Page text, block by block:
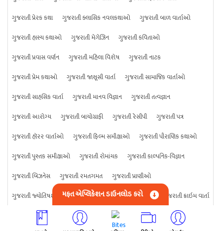
ગુજરાતી પ્રેરક કથા
ગુજરાતી ક્લાસિક નવલકથાઓ
ગુજરાતી બાળ વાર્તાઓ
ગુજરાતી હાસ્ય કથાઓ
ગુજરાતી મેગેઝિન
ગુજરાતી કવિતાઓ
ગુજરાતી પ્રવાસ વર્ણન
ગુજરાતી મહિલા વિશેષ
ગુજરાતી નાટક
ગુજરાતી પ્રેમ કથાઓ
ગુજરાતી જાસૂસી વાર્તા
ગુજરાતી સામાજિક વાર્તાઓ
ગુજરાતી સાહસિક વાર્તા
ગુજરાતી માનવ વિજ્ઞાન
ગુજરાતી તત્વજ્ઞાન
ગુજરાતી આરોગ્ય
ગુજરાતી બાયોગ્રાફી ગુજરાતી રેસીપી
ગુજરાતી પત્ર
ગુજરાતી હૉરર વાર્તાઓ
ગુજરાતી ફિલ્મ સમીક્ષાઓ
ગુજરાતી પૌરાણિક કથાઓ
ગુજરાતી પુસ્તક સમીક્ષાઓ
ગુજરાતી રોમાંચક
ગુજરાતી કાલ્પનિક-વિજ્ઞાન
ગુજરાતી બિઝનેસ
ગુજરાતી રમતગમત
ગુજરાતી પ્રાણીઓ
ગુજરાતી જ્યોતિષશાસ્ત્ર
ગુજરાતી વિજ્ઞાન ગુજરાતી કંઈપણ ગુજરાતી ક્રાઇમ વાર્તા
મફત એપ્લિકેશન ડાઉનલોડ કરો